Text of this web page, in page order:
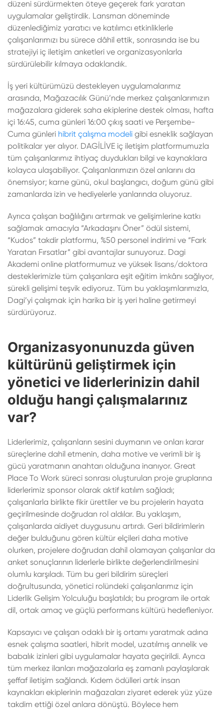
düzeni sürdürmekten öteye geçerek fark yaratan
uygulamalar geliştirdik. Lansman döneminde
düzenlediğimiz yaratıcı ve katılımcı etkinliklerle
çalışanlarımızı bu sürece dâhil ettik, sonrasında ise bu
stratejiyi iç iletişim anketleri ve organizasyonlarla
sürdürülebilir kılmaya odaklandık.
İş yeri kültürümüzü destekleyen uygulamalarımız
arasında, Mağazacılık Günü’nde merkez çalışanlarımızın
mağazalara giderek saha ekiplerine destek olması, hafta
içi 16:45, cuma günleri 16:00 çıkış saati ve Perşembe-
Cuma günleri hibrit çalışma modeli gibi esneklik sağlayan
politikalar yer alıyor. DAGİLİVE iç iletişim platformumuzla
tüm çalışanlarımız ihtiyaç duydukları bilgi ve kaynaklara
kolayca ulaşabiliyor. Çalışanlarımızın özel anlarını da
önemsiyor; karne günü, okul başlangıcı, doğum günü gibi
zamanlarda izin ve hediyelerle yanlarında oluyoruz.
Ayrıca çalışan bağlılığını artırmak ve gelişimlerine katkı
sağlamak amacıyla “Arkadaşını Öner” ödül sistemi,
“Kudos” takdir platformu, %50 personel indirimi ve “Fark
Yaratan Fırsatlar” gibi avantajlar sunuyoruz. Dagi
Akademi online platformumuz ve yüksek lisans/doktora
desteklerimizle tüm çalışanlara eşit eğitim imkânı sağlıyor,
sürekli gelişimi teşvik ediyoruz. Tüm bu yaklaşımlarımızla,
Dagi’yi çalışmak için harika bir iş yeri haline getirmeyi
sürdürüyoruz.
Organizasyonunuzda güven
kültürünü geliştirmek için
yönetici ve liderlerinizin dahil
olduğu hangi çalışmalarınız
var?
Liderlerimiz, çalışanların sesini duymanın ve onları karar
süreçlerine dahil etmenin, daha motive ve verimli bir iş
gücü yaratmanın anahtarı olduğuna inanıyor. Great
Place To Work süreci sonrası oluşturulan proje gruplarına
liderlerimiz sponsor olarak aktif katılım sağladı;
çalışanlarla birlikte fikir ürettiler ve bu projelerin hayata
geçirilmesinde doğrudan rol aldılar. Bu yaklaşım,
çalışanlarda aidiyet duygusunu artırdı. Geri bildirimlerin
değer bulduğunu gören kültür elçileri daha motive
olurken, projelere doğrudan dahil olamayan çalışanlar da
anket sonuçlarının liderlerle birlikte değerlendirilmesini
olumlu karşıladı. Tüm bu geri bildirim süreçleri
doğrultusunda, yönetici rolündeki çalışanlarımız için
Liderlik Gelişim Yolculuğu başlatıldı; bu program ile ortak
dil, ortak amaç ve güçlü performans kültürü hedefleniyor.
Kapsayıcı ve çalışan odaklı bir iş ortamı yaratmak adına
esnek çalışma saatleri, hibrit model, uzatılmış annelik ve
babalık izinleri gibi uygulamalar hayata geçirildi. Ayrıca
tüm merkez ilanları mağazalarla eş zamanlı paylaşılarak
şeffaf iletişim sağlandı. Kıdem ödülleri artık insan
kaynakları ekiplerinin mağazaları ziyaret ederek yüz yüze
takdim ettiği özel anlara dönüştü. Böylece hem